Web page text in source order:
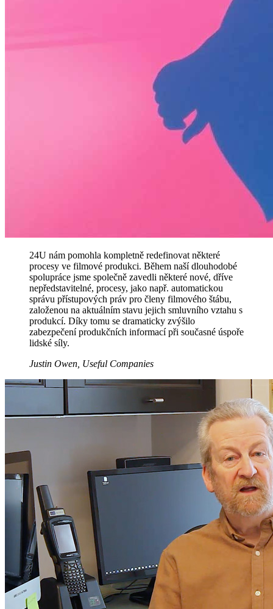
24U nám pomohla kompletně redefinovat některé
procesy ve filmové produkci. Během naší dlouhodobé
spolupráce jsme společně zavedli některé nové, dříve
nepředstavitelné, procesy, jako např. automatickou
správu přístupových práv pro členy filmového štábu,
založenou na aktuálním stavu jejich smluvního vztahu s
produkcí. Díky tomu se dramaticky zvýšilo
zabezpečení produkčních informací při současné úspoře
lidské síly.
Justin Owen, Useful Companies